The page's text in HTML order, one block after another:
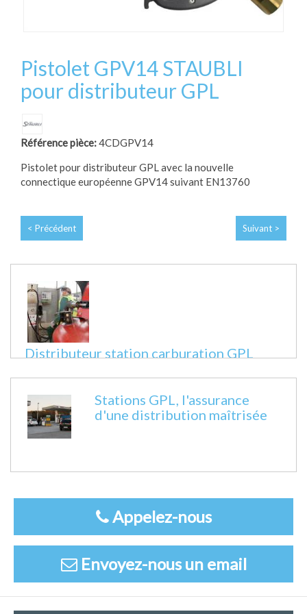
Pistolet GPV14 STAUBLI
pour distributeur GPL
Référence pièce:4CDGPV14
Pistolet pour distributeur GPL avec la nouvelle
connectique européenne GPV14 suivant EN13760
< Précédent Suivant >
Distributeur station carburation GPL
Stations GPL, l'assurance
d'une distribution maîtrisée
Appelez-nous
Envoyez-nous un email